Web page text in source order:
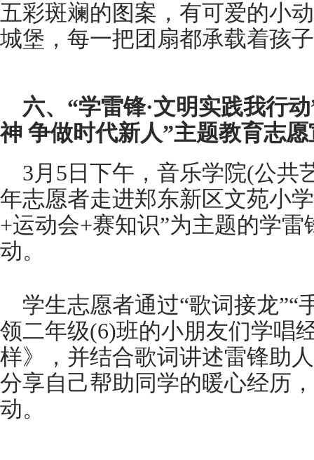
五彩斑斓的图案，有可爱的小
城堡，每一把团扇都承载着孩
六、“学雷锋·文明实践我行
神 争做时代新人”主题教育志
3月5日下午，音乐学院(公共
年志愿者走进郑东新区文苑小
+运动会+赛知识”为主题的学
动。
学生志愿者通过“歌词接龙”“
领二年级(6)班的小朋友们学唱
样》，并结合歌词讲述雷锋助
分享自己帮助同学的暖心经历
动。